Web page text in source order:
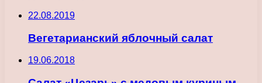
22.08.2019
Вегетарианский яблочный салат
19.06.2018